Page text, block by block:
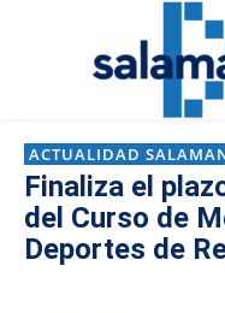
ACTUALIDAD
Finaliza el
del Curso de
Deportes de